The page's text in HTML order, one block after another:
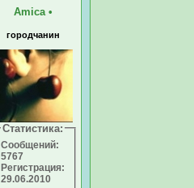
Amica •
городчанин
Статистика:
Сообщений:
5767
Регистрация:
29.06.2010